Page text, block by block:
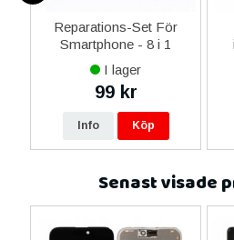
Reparations-Set För
Smartphone - 8 i 1
I lager
99 kr
Info Köp
Senast visade